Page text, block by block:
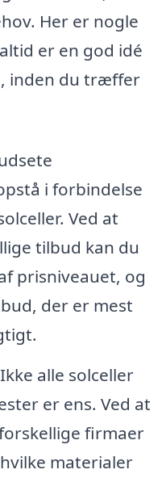
Her er nogle
er en god idé
inden du træffer
i forbindelse
Ved at
tilbud kan du
prisniveauet, og
der er mest
Ikke alle solceller
er ens. Ved at
firmaer
materialer